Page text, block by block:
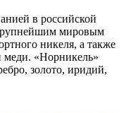
в российской
мировым
никеля, а также
«Норникель»
золото, иридий,